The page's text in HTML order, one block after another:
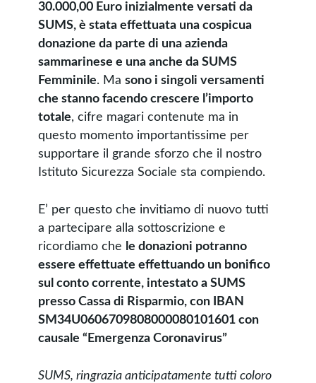
30.000,00 Euro inizialmente versati da
SUMS, è stata effettuata una cospicua
donazione da parte di una azienda
sammarinese e una anche da SUMS
Femminile. Ma sono i singoli versamenti
che stanno facendo crescere l’importo
totale, cifre magari contenute ma in
questo momento importantissime per
supportare il grande sforzo che il nostro
Istituto Sicurezza Sociale sta compiendo.
E’ per questo che invitiamo di nuovo tutti
a partecipare alla sottoscrizione e
ricordiamo che le donazioni potranno
essere effettuate effettuando un bonifico
sul conto corrente, intestato a SUMS
presso Cassa di Risparmio, con IBAN
SM34U0606709808000080101601 con
causale “Emergenza Coronavirus”
SUMS, ringrazia anticipatamente tutti coloro